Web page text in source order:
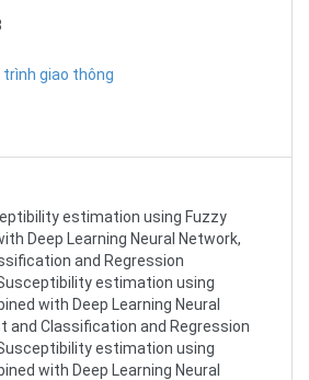
trình giao thông
estimation using Fuzzy
Deep Learning Neural Network,
and Regression
estimation using
with Deep Learning Neural
and Classification and Regression
estimation using
with Deep Learning Neural